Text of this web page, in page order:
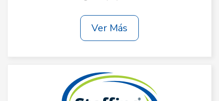
Ver Más